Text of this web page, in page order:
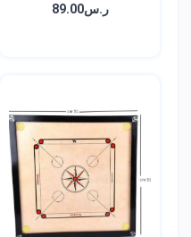
ر.س89.00